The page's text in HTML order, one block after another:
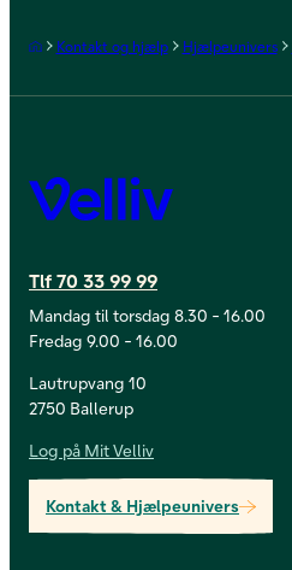
Forside
Kontakt og hjælp Hjælpeunivers
Velliv
Tlf 70 33 99 99
Mandag til torsdag 8.30 - 16.00
Fredag 9.00 - 16.00
Lautrupvang 10
2750 Ballerup
Log på Mit Velliv
Kontakt & Hjælpeunivers